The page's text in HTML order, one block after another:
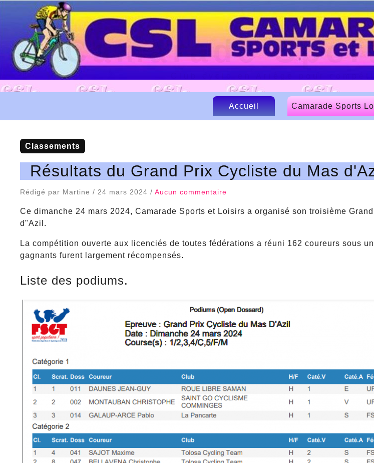
Camarade
Accueil
Camarade Sports
Le CSL
Articles de
classements
Résultats du Grand Prix Cycliste du Mas
Rédigé par Martine / 24 mars 2024 / Aucun commentaire
Ce dimanche 24 mars 2024, Camarade Sports et Loisirs a organisé son troisième
d"Azil.
La compétition ouverte aux licenciés de toutes fédérations a réuni 162 coureurs sous
gagnants furent largement récompensés.
Liste des podiums.